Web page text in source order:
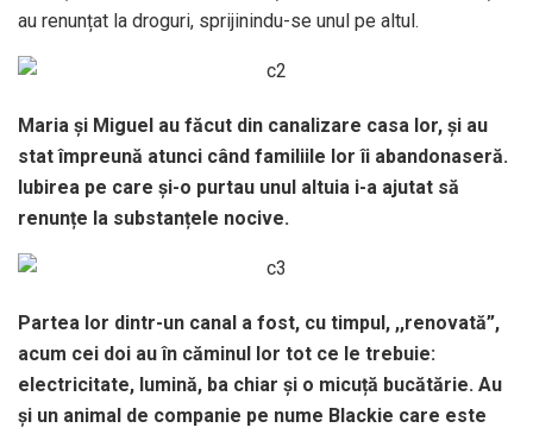
au renunțat la droguri, sprijinindu-se unul pe altul.
Maria și Miguel au făcut din canalizare casa lor, și au
stat împreună atunci când familiile lor îi abandonaseră.
Iubirea pe care și-o purtau unul altuia i-a ajutat să
renunțe la substanțele nocive.
Partea lor dintr-un canal a fost, cu timpul, ,,renovată”,
acum cei doi au în căminul lor tot ce le trebuie:
electricitate, lumină, ba chiar și o micuță bucătărie. Au
și un animal de companie pe nume Blackie care este